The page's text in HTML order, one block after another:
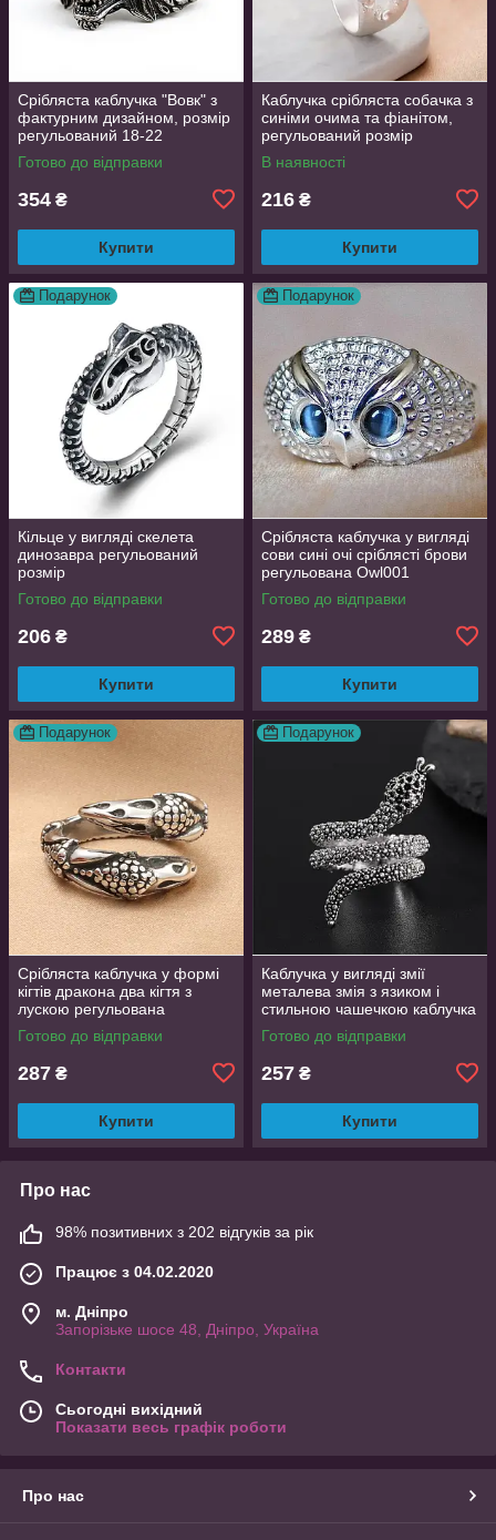
Срібляста каблучка "Вовк" з
фактурним дизайном, розмір
регульований 18-22
Готово до відправки
354 ₴
Купити
Каблучка срібляста собачка з
синіми очима та фіанітом,
регульований розмір
AurumLux016
В наявності
216 ₴
Купити
Подарунок
Кільце у вигляді скелета
динозавра регульований
розмір
Готово до відправки
206 ₴
Купити
Подарунок
Срібляста каблучка у вигляді
сови сині очі сріблясті брови
регульована Owl001
Готово до відправки
289 ₴
Купити
Подарунок
Срібляста каблучка у формі
кігтів дракона два кігтя з
лускою регульована
DragonClaw001
Готово до відправки
287 ₴
Купити
Подарунок
Каблучка у вигляді змії
металева змія з язиком і
стильною чашечкою каблучка
влада розмір регульований
Готово до відправки
257 ₴
Купити
Про нас
98% позитивних з 202 відгуків за рік
Працює з 04.02.2020
м. Дніпро
Запорізьке шосе 48, Дніпро, Україна
Контакти
Сьогодні вихідний
Показати весь графік роботи
Про нас